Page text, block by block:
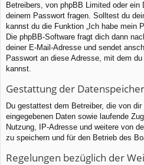
Betreibers, von phpBB Limited oder ein
deinem Passwort fragen. Solltest du
kannst du die Funktion „Ich habe mein
Die phpBB-Software fragt dich dann
deiner E-Mail-Adresse und sendet
Passwort an diese Adresse, mit dem
kannst.
Gestattung der
Du gestattest dem Betreiber, die von
eingegebenen Daten sowie laufende
Nutzung, IP-Adresse und weitere von
zu speichern und für den Betrieb des
Regelungen bezüglich der